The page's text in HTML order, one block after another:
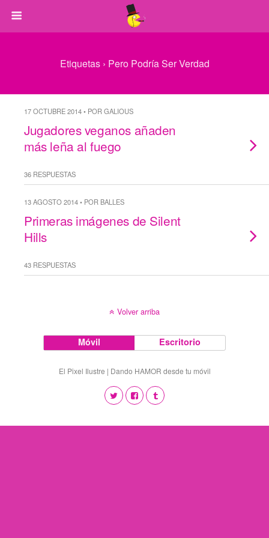
Etiquetas › Pero Podría Ser Verdad
17 OCTUBRE 2014 • POR GALIOUS
Jugadores veganos añaden
más leña al fuego
36 RESPUESTAS
13 AGOSTO 2014 • POR BALLES
Primeras imágenes de Silent
Hills
43 RESPUESTAS
Volver arriba
Móvil Escritorio
El Pixel Ilustre | Dando HAMOR desde tu móvil